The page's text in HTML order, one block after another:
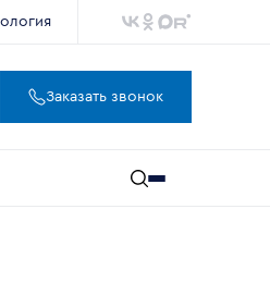
Заказать звонок